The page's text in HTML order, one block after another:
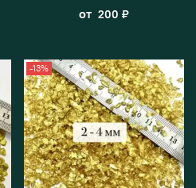
от 200 ₽
-13%